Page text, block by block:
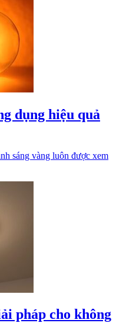
dụng hiệu quả
sáng vàng luôn được xem
pháp cho không